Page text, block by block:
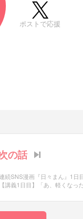
ポストで応援
の話
続SNS漫画『日々まん』1日
【講義1日目】「あ、軽くなっ